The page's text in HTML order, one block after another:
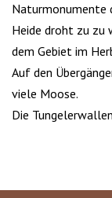
Naturmonumente
Heide droht zu zu
dem Gebiet im
Auf den
viele Moose.
Die